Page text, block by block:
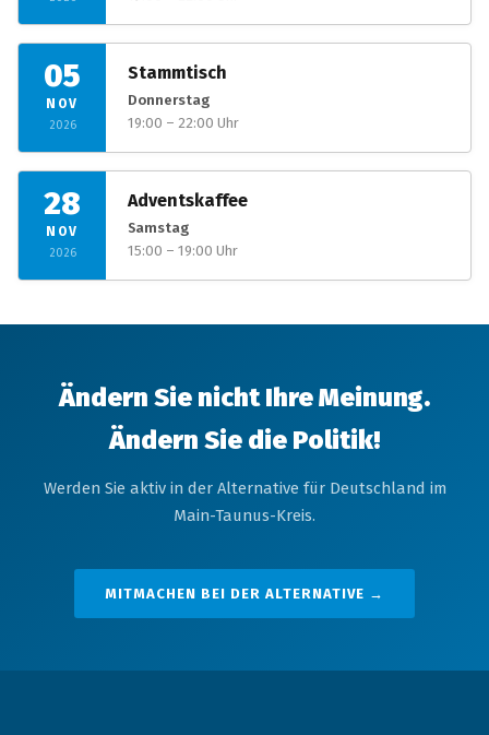
05
NOV
2026
Stammtisch
Donnerstag
19:00 – 22:00 Uhr
28
NOV
2026
Adventskaffee
Samstag
15:00 – 19:00 Uhr
Ändern Sie nicht Ihre Meinung.
Ändern Sie die Politik!
Werden Sie aktiv in der Alternative für Deutschland im
Main-Taunus-Kreis.
MITMACHEN BEI DER ALTERNATIVE →